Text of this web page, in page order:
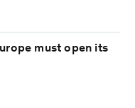
must open its